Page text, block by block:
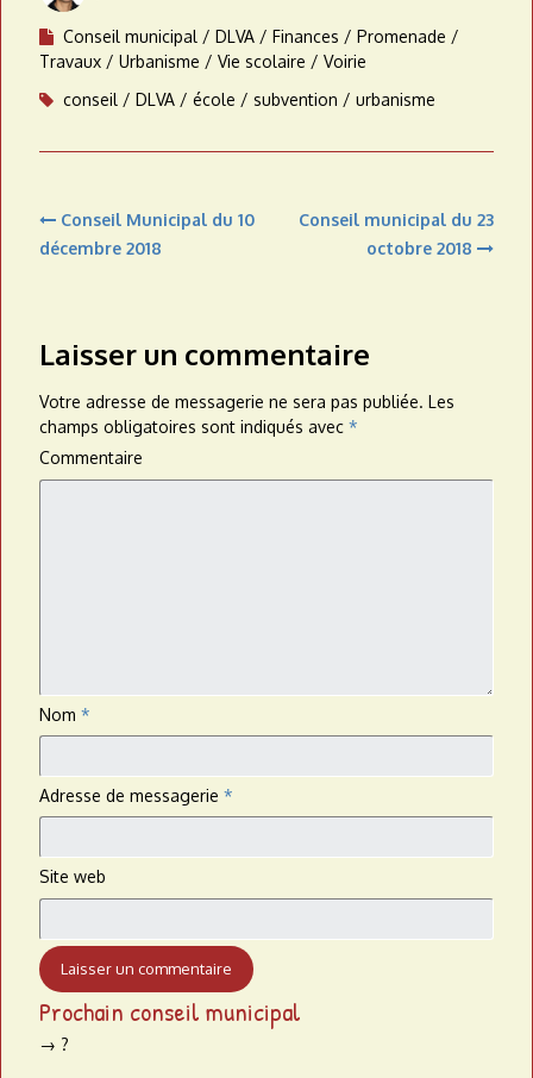
Conseil municipal DLVA Finances
Promenade
Travaux
Urbanisme Vie scolaire
Voirie
conseil
DLVA école subvention urbanisme
Navigation
de
Conseil Municipal du 10
décembre 2018
Conseil municipal du 23
octobre 2018
Laisser un commentaire
Votre adresse de messagerie ne sera pas publiée. Les
champs obligatoires sont indiqués avec *
Commentaire
Nom *
Adresse de messagerie *
Site web
Prochain conseil municipal
→ ?